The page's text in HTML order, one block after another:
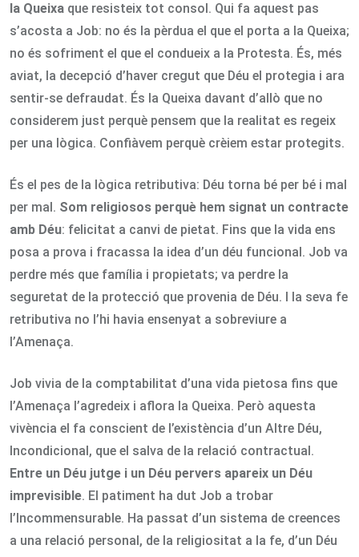
la Queixa que resisteix tot consol. Qui fa aquest pas
s’acosta a Job: no és la pèrdua el que el porta a la Queixa;
no és sofriment el que el condueix a la Protesta. És, més
aviat, la decepció d’haver cregut que Déu el protegia i ara
sentir-se defraudat. És la Queixa davant d’allò que no
considerem just perquè pensem que la realitat es regeix
per una lògica. Confiàvem perquè crèiem estar protegits.
És el pes de la lògica retributiva: Déu torna bé per bé i mal
per mal. Som religiosos perquè hem signat un contracte
amb Déu: felicitat a canvi de pietat. Fins que la vida ens
posa a prova i fracassa la idea d’un déu funcional. Job va
perdre més que família i propietats; va perdre la
seguretat de la protecció que provenia de Déu. I la seva fe
retributiva no l’hi havia ensenyat a sobreviure a
l’Amenaça.
Job vivia de la comptabilitat d’una vida pietosa fins que
l’Amenaça l’agredeix i aflora la Queixa. Però aquesta
vivència el fa conscient de l’existència d’un Altre Déu,
Incondicional, que el salva de la relació contractual.
Entre un Déu jutge i un Déu pervers apareix un Déu
imprevisible. El patiment ha dut Job a trobar
l’Incommensurable. Ha passat d’un sistema de creences
a una relació personal, de la religiositat a la fe, d’un Déu